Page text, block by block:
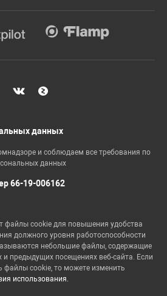
данных
и соблюдаем все требования по
данных
66-19-006162
файлы cookie для повышения удобства
должного уровня работоспособности
небольшие файлы, содержащие
предыдущих посещениях веб-сайта. Если
файлы cookie, то можете изменить
использования.